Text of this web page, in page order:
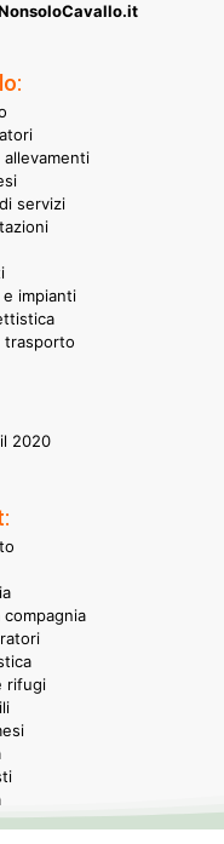
servizi
impianti
trasporto
2020
compagnia
rifugi